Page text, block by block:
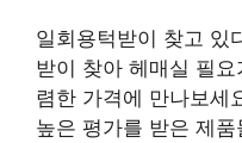
일회용턱받이 찾고 있
받이 찾아 헤매실 필
렴한 가격에 만나보세
높은 평가를 받은 제